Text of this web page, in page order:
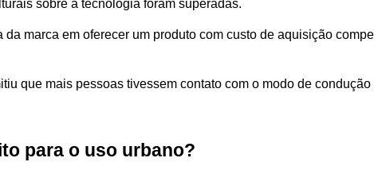
sobre a tecnologia foram superadas.
marca em oferecer um produto com custo de aquisição
que mais pessoas tivessem contato com o modo de
para o uso urbano?